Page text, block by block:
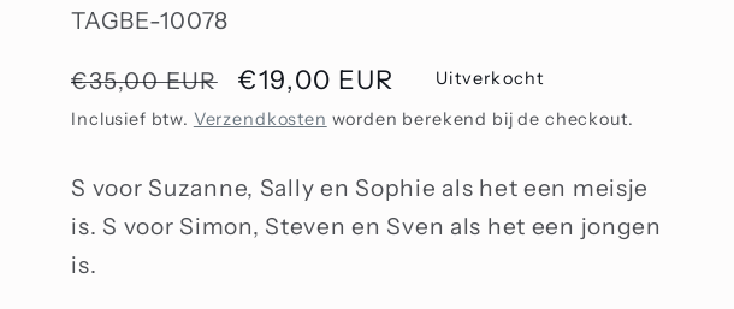
o
SKU:
TAGBE-10078
Normale
prijs
€35,00 EUR Aanbiedingsprijs
€19,00 EUR
Uitverkocht
Inclusief btw. Verzendkosten worden berekend bij de checkout.
S voor Suzanne, Sally en Sophie als het een meisje
is. S voor Simon, Steven en Sven als het een jongen
is.